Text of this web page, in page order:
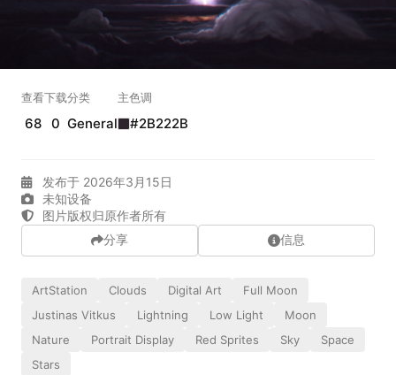
查看
68
下载
0
分类
General
主色调
#2B222B
发布于 2026年3月15日
未知设备
图片版权归原作者所有
分享 信息
ArtStation Clouds Digital Art
Full Moon
Justinas Vitkus
Lightning Low Light
Moon
Nature
Portrait Display Red Sprites Sky
Space
Stars